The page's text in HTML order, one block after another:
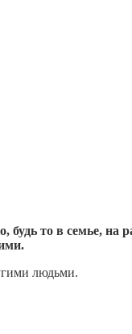
будь то в семье,
людьми.